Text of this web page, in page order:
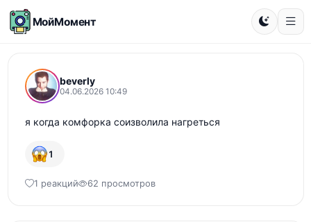
МойМомент
beverly
04.06.2026 10:49
я когда комфорка соизволила нагреться
1
1 реакций 62 просмотров